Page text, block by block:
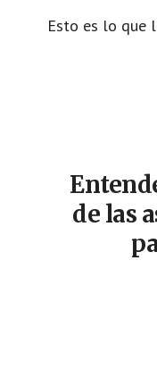
Esto es lo que
de las